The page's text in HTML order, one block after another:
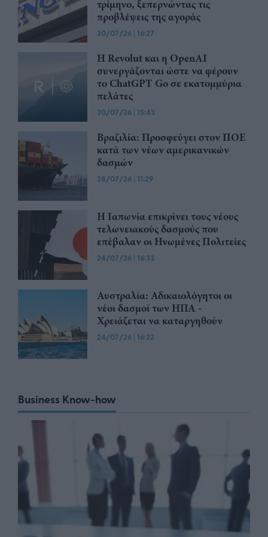
τρίμηνο, ξεπερνώντας τις
προβλέψεις της αγοράς
30/07/26 | 16:27
Η Revolut και η OpenAI
συνεργάζονται ώστε να φέρουν
το ChatGPT Go σε εκατομμύρια
πελάτες
30/07/26 | 15:43
Βραζιλία: Προσφεύγει στον ΠΟΕ
κατά των νέων αμερικανικών
δασμών
28/07/26 | 11:29
Η Ιαπωνία επικρίνει τους νέους
τελωνειακούς δασμούς που
επέβαλαν οι Ηνωμένες Πολιτείες
24/07/26 | 16:33
Αυστραλία: Αδικαιολόγητοι οι
νέοι δασμοί των ΗΠΑ -
Χρειάζεται να καταργηθούν
24/07/26 | 16:22
Business Know-how